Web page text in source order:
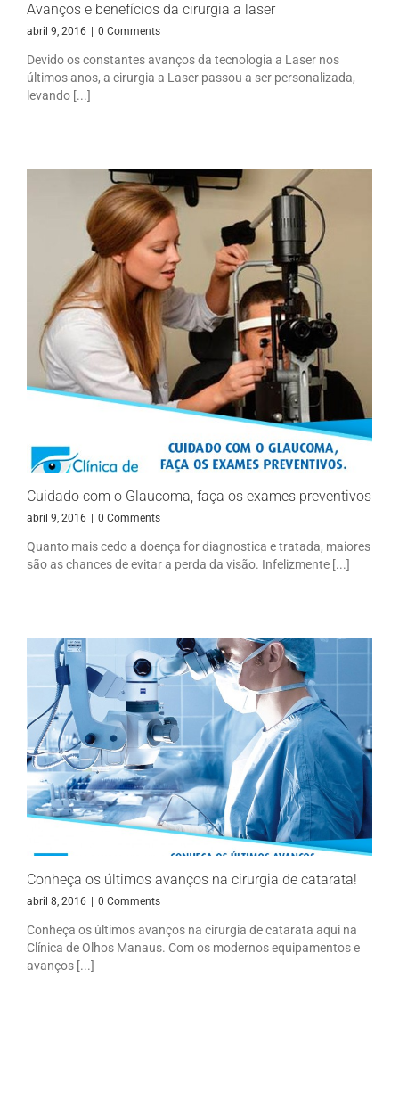
Avanços e benefícios da cirurgia a laser
abril 9, 2016 0 Comments
Devido os constantes avanços da tecnologia a Laser nos
últimos anos, a cirurgia a Laser passou a ser personalizada,
levando [...]
Cuidado com o Glaucoma, faça os exames preventivos
abril 9, 2016 | 0 Comments
Quanto mais cedo a doença for diagnostica e tratada, maiores
são as chances de evitar a perda da visão. Infelizmente [...]
Conheça os últimos avanços na cirurgia de catarata!
abril 8, 2016 0 Comments
Conheça os últimos avanços na cirurgia de catarata aqui na
Clínica de Olhos Manaus. Com os modernos equipamentos e
avanços [...]